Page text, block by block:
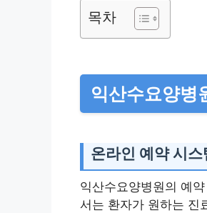
목차
익산수요양병
온라인 예약 시스
익산수요양병원의 예
서는 환자가 원하는 진